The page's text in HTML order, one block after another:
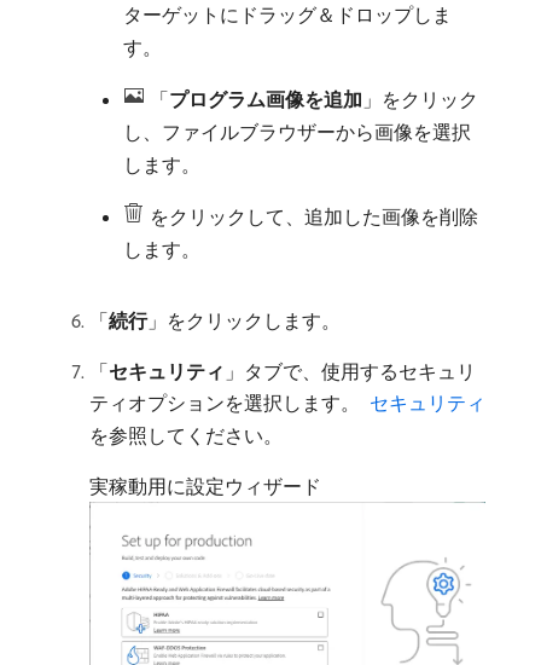
ターゲットにドラッグ＆ドロップしま
す。
「プログラム画像を追加 」をクリック
し、ファイルブラウザーから画像を選択
します。
をクリックして、追加した画像を削除
します。
「続行」をクリックします。
「セキュリティ 」タブで、使用するセキュリ
ティオプションを選択します。
​ セキュリティ
を参照してください。
実稼動用に設定ウィザード